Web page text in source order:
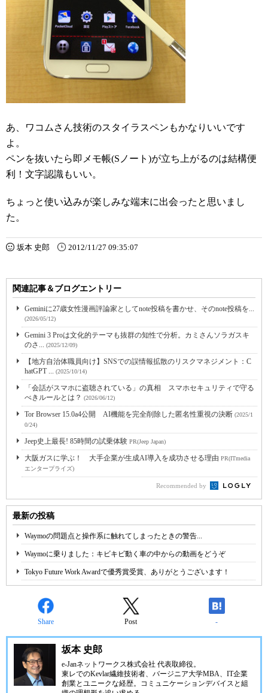
あ、ワコムさん技術のスタイラスペンもかなりいいです
よ。
ペンを抜いたら即メモ帳(Sノート)が立ち上がるのは結構便
利！文字認識もいい。
ちょっと使い込みが楽しみな端末に出会ったと思いまし
た。
坂本 史郎 2012/11/27 09:35:07
関連記事＆ブログエントリー
Geminiに27歳女性漫画評論家としてnote投稿を書かせ、そのnote投稿を...
(2026/05/12)
Gemini 3 Proは文化的テーマも抜群の知性で分析。カミさんソラガスキ
のさ... (2025/12/09)
【地方自治体職員向け】SNSでの誤情報拡散のリスクマネジメント：C
hatGPT ... (2025/10/14)
「会話がスマホに盗聴されている」の真相 スマホセキュリティで守る
べきルールとは？ (2026/06/12)
Tor Browser 15.0a4公開 AI機能を完全削除した匿名性重視の決断 (2025/1
0/24)
Jeep史上最長! 85時間の試乗体験 PR(Jeep Japan)
大阪ガスに学ぶ！ 大手企業が生成AI導入を成功させる理由 PR(ITmedia
エンタープライズ)
Recommended by
最新の投稿
Waymoの問題点と操作系に触れてしまったときの警告...
Waymoに乗りました：キビキビ動く車の中からの動画をどうぞ
Tokyo Future Work Awardで優秀賞受賞、ありがとうございます！
Share Post -
坂本 史郎
e-Janネットワークス株式会社 代表取締役。
東レでのKevlar繊維技術者、 バージニア大学MBA、IT企業
創業とユニークな経歴。 コミュニケーションデバイスと組